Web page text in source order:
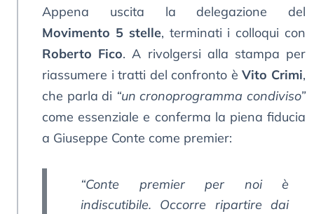
Appena uscita la delegazione del
Movimento 5 stelle, terminati i colloqui con
Roberto Fico. A rivolgersi alla stampa per
riassumere i tratti del confronto èVito Crimi,
che parla di “un cronoprogramma condiviso”
come essenziale e conferma la piena fiducia
a Giuseppe Conte come premier:
“Conte premier per noi è
indiscutibile. Occorre ripartire dai